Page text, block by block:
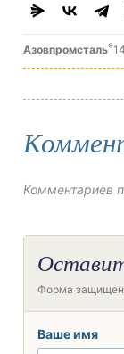
Азовпромсталь®
Комментариев
Форма
Ваше имя